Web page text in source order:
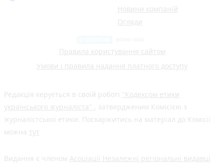
Новини компаній
Огляди
Правила користування сайтом
Умови і правила надання платного доступу
Редакція керується в своїй роботі "Кодексом етики
українського журналіста" , затвердженим Комісією з
журналістської етики. Поскаржитись на матеріал до Комісії
можна тут
Видання є членом Асоціації Незалежні регіональні видавці